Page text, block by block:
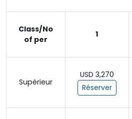
Class/No
of per
1
Supérieur
USD 3,270
Réserver